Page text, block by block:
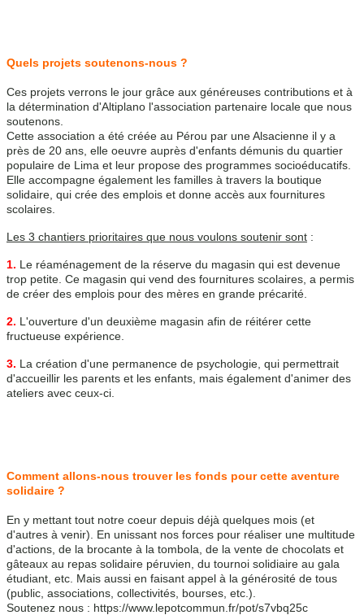
Quels projets soutenons-nous ?
Ces projets verrons le jour grâce aux généreuses contributions et à
la détermination d'Altiplano l'association partenaire locale que nous
soutenons.
Cette association a été créée au Pérou par une Alsacienne il y a
près de 20 ans, elle oeuvre auprès d'enfants démunis du quartier
populaire de Lima et leur propose des programmes socioéducatifs.
Elle accompagne également les familles à travers la boutique
solidaire, qui crée des emplois et donne accès aux fournitures
scolaires.
Les 3 chantiers prioritaires que nous voulons soutenir sont :
1. Le réaménagement de la réserve du magasin qui est devenue
trop petite. Ce magasin qui vend des fournitures scolaires, a permis
de créer des emplois pour des mères en grande précarité.
2. L'ouverture d'un deuxième magasin afin de réitérer cette
fructueuse expérience.
3. La création d'une permanence de psychologie, qui permettrait
d'accueillir les parents et les enfants, mais également d'animer des
ateliers avec ceux-ci.
Comment allons-nous trouver les fonds pour cette aventure
solidaire ?
En y mettant tout notre coeur depuis déjà quelques mois (et
d'autres à venir). En unissant nos forces pour réaliser une multitude
d'actions, de la brocante à la tombola, de la vente de chocolats et
gâteaux au repas solidaire péruvien, du tournoi solidiaire au gala
étudiant, etc. Mais aussi en faisant appel à la générosité de tous
(public, associations, collectivités, bourses, etc.).
Soutenez nous : https://www.lepotcommun.fr/pot/s7vbq25c